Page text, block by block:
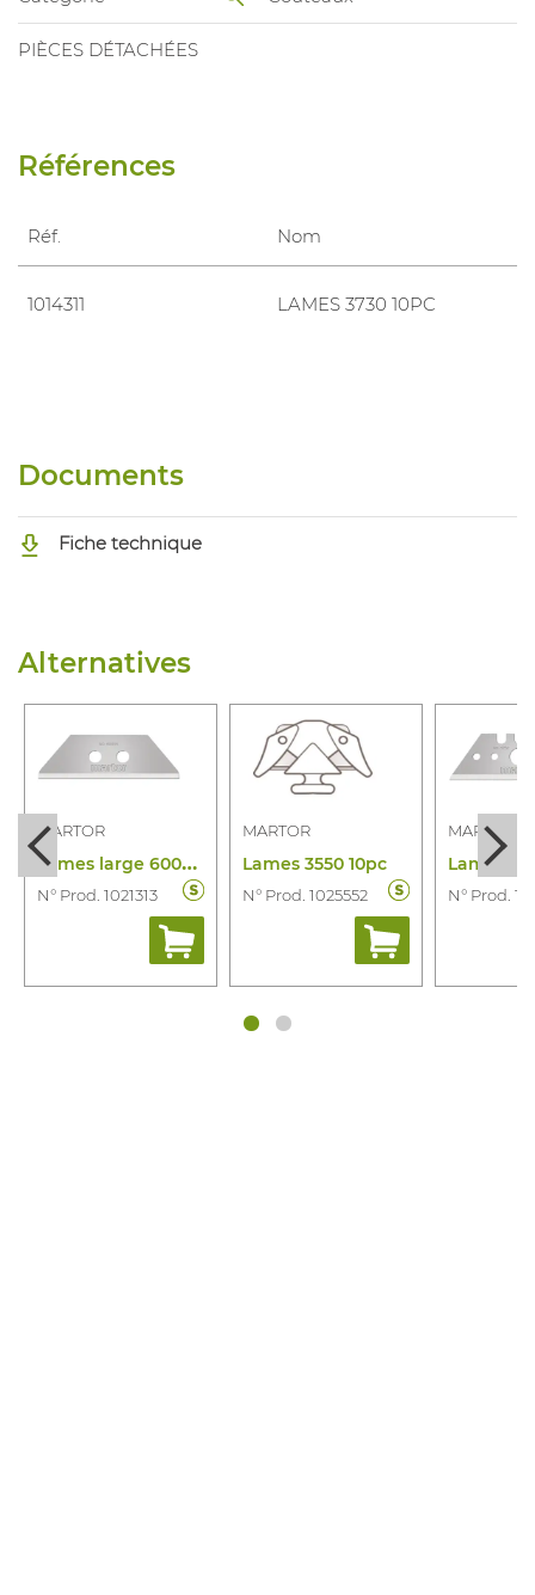
PIÈCES DÉTACHÉES
Références
Réf. Nom
1014311 LAMES 3730 10PC
Documents
Fiche technique
Alternatives
MARTOR
L
ames large 60099.70 10 pcs
N° Prod. 1021313
MARTOR
Lames 3550 10pc
N° Prod. 1025552
MARTOR
N° Prod.